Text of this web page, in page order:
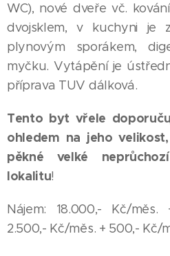
WC), nové dveře vč.
dvojsklem, v kuchyni je
plynovým sporákem,
myčku. Vytápění je
příprava TUV dálková.
Tento byt vřele
ohledem na jeho
pěkné velké
lokalitu!
Nájem: 18.000,- Kč/
2.500,- Kč/měs. + 500,- Kč/